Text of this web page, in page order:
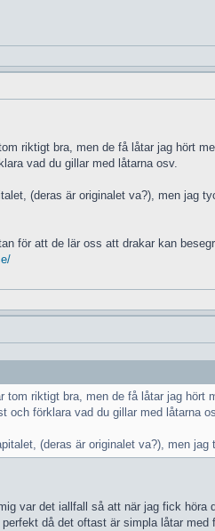
riktigt bra, men de få låtar jag hört
vad du gillar med låtarna osv.
(deras är originalet va?), men jag
för att de lär oss att drakar kan
riktigt bra, men de få låtar jag
och förklara vad du gillar med låtarna
(deras är originalet va?), men
var det iallfall så att när jag fick
då det oftast är simpla låtar